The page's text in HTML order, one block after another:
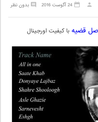
بدون نظر 24 آگوست 2016
قضیهبا کیفیت اورجینال